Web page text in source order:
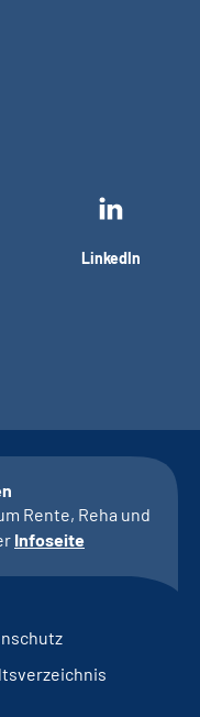
LinkedIn
Rente, Reha und
Infoseite